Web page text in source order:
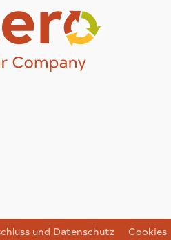
und Datenschutz Cookies